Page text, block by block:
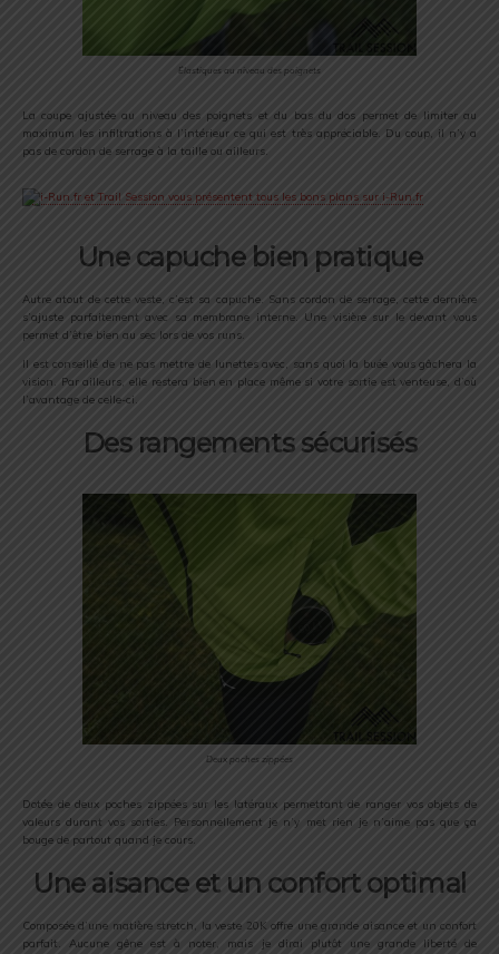
Élastiques au niveau des poignets
La coupe ajustée au niveau des poignets et du bas du dos permet de limiter au
maximum les infiltrations à l’intérieur ce qui est très appréciable. Du coup, il n’y a
pas de cordon de serrage à la taille ou ailleurs.
Une capuche bien pratique
Autre atout de cette veste, c’est sa capuche. Sans cordon de serrage, cette dernière
s’ajuste parfaitement avec sa membrane interne. Une visière sur le devant vous
permet d’être bien au sec lors de vos runs.
Il est conseillé de ne pas mettre de lunettes avec, sans quoi la buée vous gâchera la
vision. Par ailleurs, elle restera bien en place même si votre sortie est venteuse, d’où
l’avantage de celle-ci.
Des rangements sécurisés
Deux poches zippées
Dotée de deux poches zippées sur les latéraux permettant de ranger vos objets de
valeurs durant vos sorties. Personnellement je n’y met rien je n’aime pas que ça
bouge de partout quand je cours.
Une aisance et un confort optimal
Composée d’une matière stretch, la veste 20K offre une grande aisance et un confort
parfait. Aucune gêne est à noter, mais je dirai plutôt une grande liberté de